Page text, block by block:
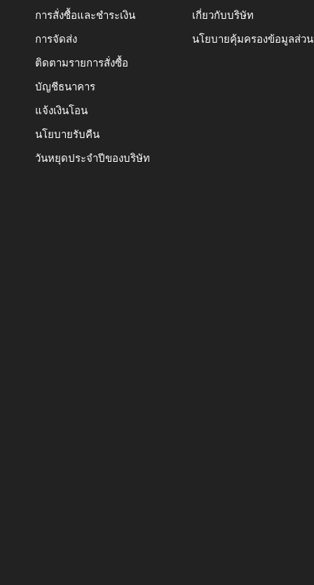
การสั่งซื้อและชำระเงิน
การจัดส่ง
ติดตามรายการสั่งซื้อ
บัญชีธนาคาร
แจ้งเงินโอน
นโยบายรับคืน
วันหยุดประจำปีของบริษัท
เกี่ยวกับบริษัท
นโยบายคุ้มครองข้อมูลส่ว